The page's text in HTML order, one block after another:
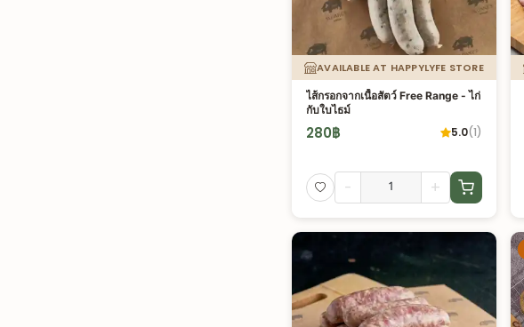
AVAILABLE AT HAPPYLYFE STORE
ไส้กรอกจากเนื้อสัตว์ Free Range - ไก่
กับใบไธม์
280฿ 5.0(1)
- +